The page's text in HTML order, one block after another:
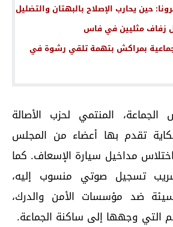
حين يحارب الإصلاح بالبهتان والتضليل
زفاف مثليين في فاس
بمراكش بتهمة تلقي رشوة في
المنتمي لحزب الأصالة
تقدم بها أعضاء من المجلس
مداخيل سيارة الإسعاف. كما
تسجيل صوتي منسوب إليه،
ضد مؤسسات الأمن والدرك،
التي وجهها إلى ساكنة الجماعة.